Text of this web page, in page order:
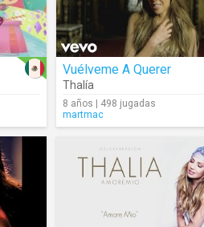
Vuélveme A Querer
Thalía
8 años | 498 jugadas
martmac